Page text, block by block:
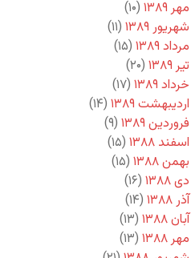
مهر ۱۳۸۹
(۱۰)
شهریور ۱۳۸۹
(۱۱)
مرداد ۱۳۸۹
(۱۵)
تیر ۱۳۸۹
(۲۰)
خرداد ۱۳۸۹
(۱۷)
اردیبهشت ۱۳۸۹
(۱۴)
فروردین ۱۳۸۹
(۹)
اسفند ۱۳۸۸
(۱۵)
بهمن ۱۳۸۸
(۱۵)
دی ۱۳۸۸
(۱۶)
آذر ۱۳۸۸
(۱۴)
آبان ۱۳۸۸
(۱۳)
مهر ۱۳۸۸
(۱۳)